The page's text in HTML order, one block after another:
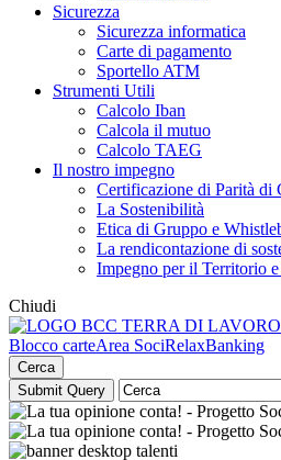
Sicurezza
Sicurezza informatica
Carte di pagamento
Sportello ATM
Strumenti Utili
Calcolo Iban
Calcola il mutuo
Calcolo TAEG
Il nostro impegno
Certificazione di Parità di
La Sostenibilità
Etica di Gruppo e
La rendicontazione di
Impegno per il Territorio
Chiudi
Blocco carteArea SociRelaxBanking
Cerca